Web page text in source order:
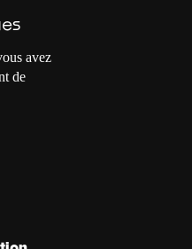
avez
de